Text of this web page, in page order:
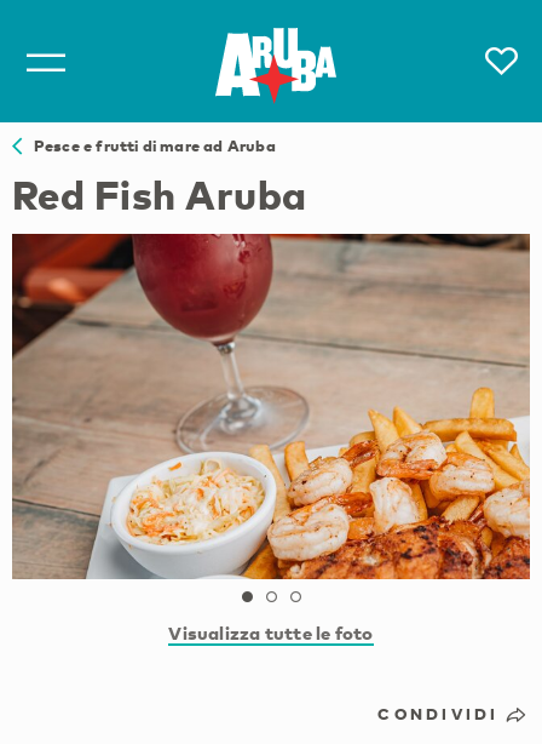
Pesce e frutti di mare ad Aruba
Red Fish Aruba
Visualizza tutte le foto
CONDIVIDI